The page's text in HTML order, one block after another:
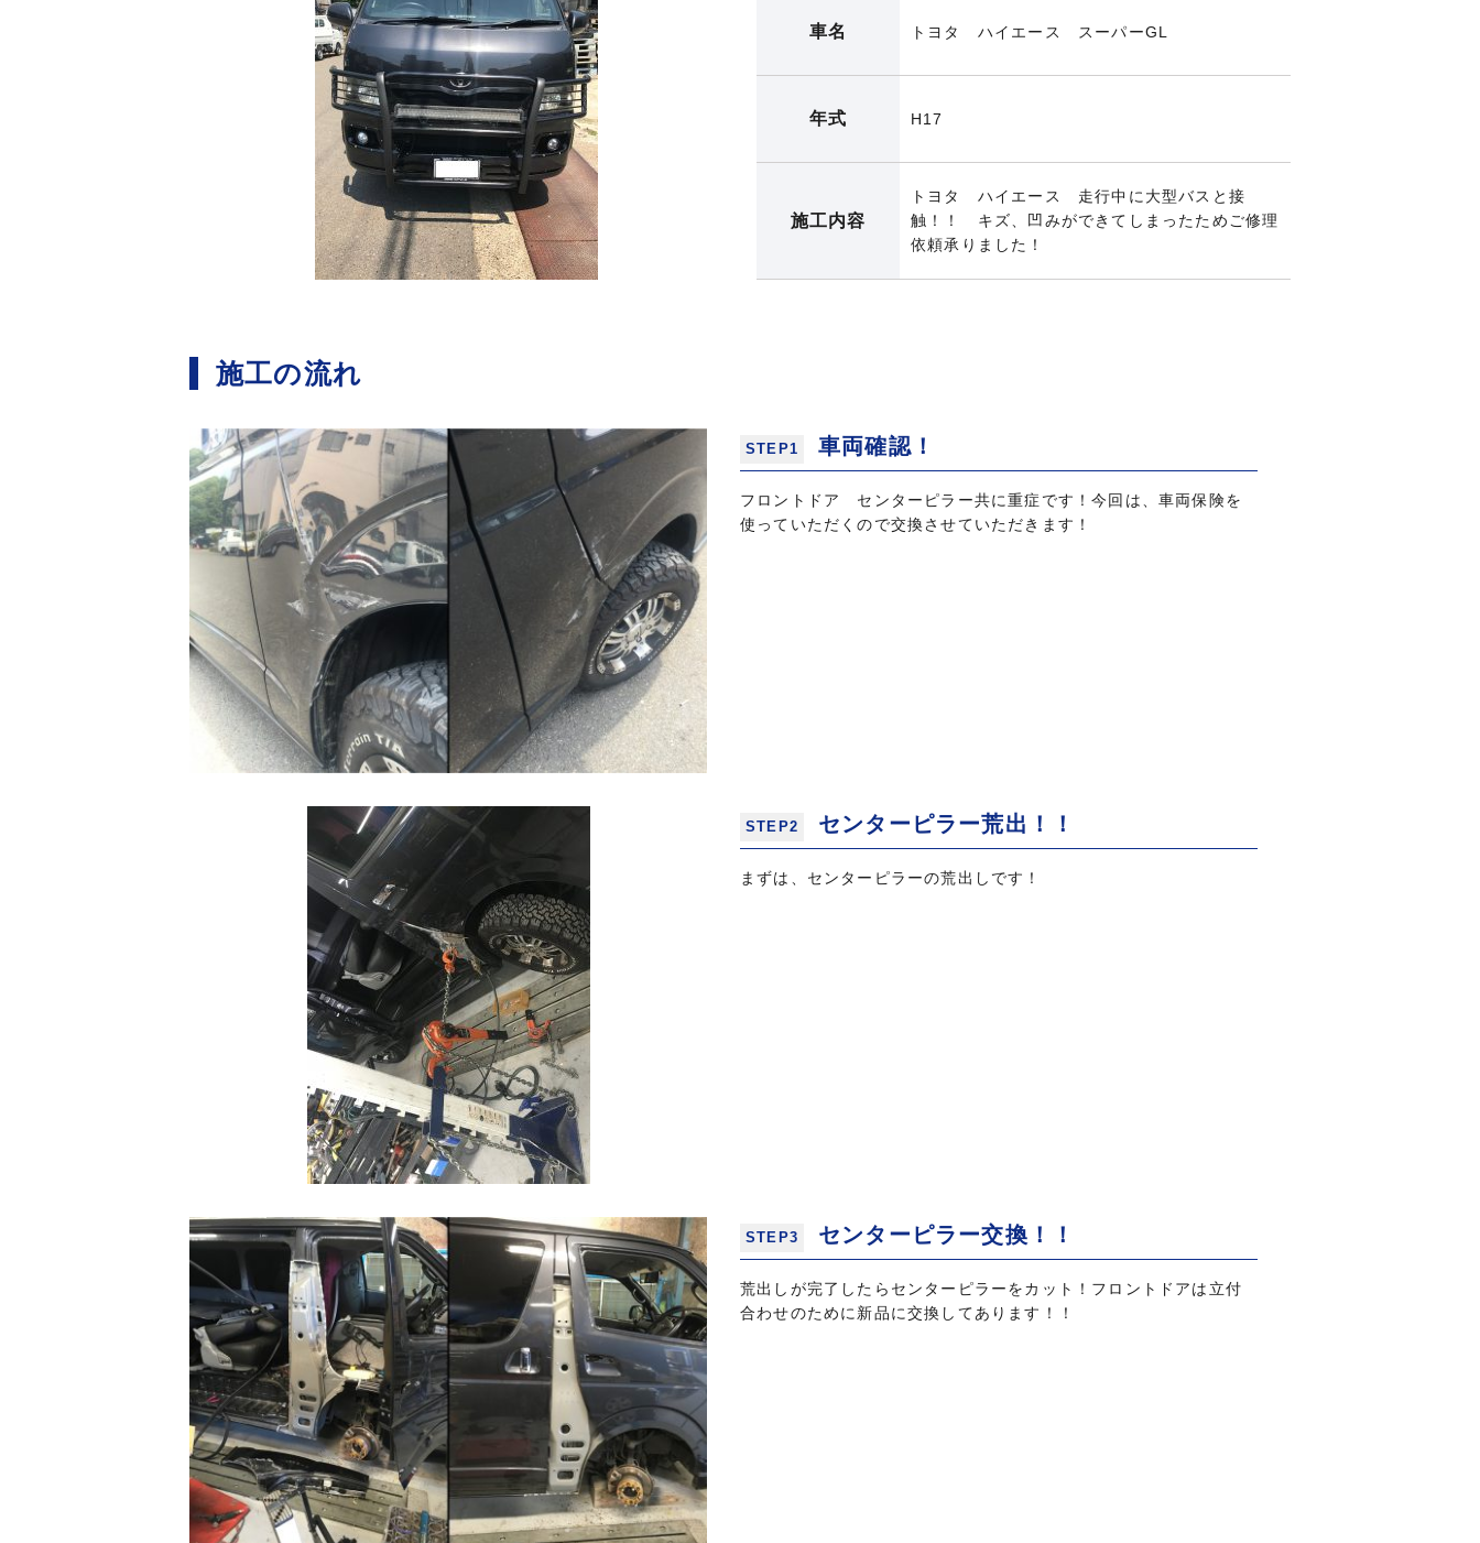
車名 トヨタ ハイエース スーパーGL
年式 H17
施工内容
トヨタ ハイエース 走行中に大型バスと接
触！！ キズ、凹みができてしまったためご修理
依頼承りました！
施工の流れ
STEP1 車両確認！
フロントドア センターピラー共に重症です！今回は、車両保険を
使っていただくので交換させていただきます！
STEP2 センターピラー荒出！！
まずは、センターピラーの荒出しです！
STEP3 センターピラー交換！！
荒出しが完了したらセンターピラーをカット！フロントドアは立付
合わせのために新品に交換してあります！！